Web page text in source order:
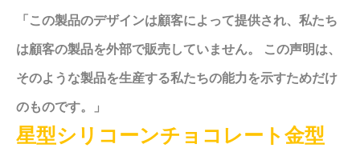
「この製品のデザインは顧客によって提供され、私たち
は顧客の製品を外部で販売していません。 この声明は、
そのような製品を生産する私たちの能力を示すためだけ
のものです。」
星型シリコーンチョコレート金型